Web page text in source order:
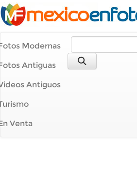
Modernas
Antiguas
Antiguos
Venta